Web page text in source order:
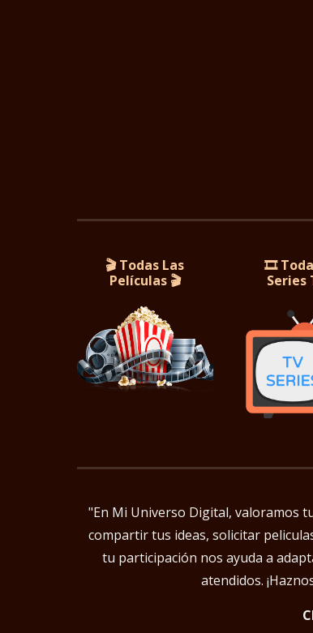
🎬 Todas Las
Películas🎬
🎞️
"En Mi Universo Digital, valoramos
compartir tus ideas, solicitar
tu participación nos ayuda a
atendidos.